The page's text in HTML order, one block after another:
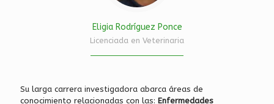
Eligia Rodríguez Ponce
Licenciada en Veterinaria
Su larga carrera investigadora abarca áreas de
conocimiento relacionadas con las: Enfermedades